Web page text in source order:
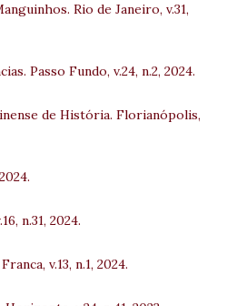
Rio de Janeiro, v.31,
Passo Fundo, v.24, n.2, 2024.
de História. Florianópolis,
n.31, 2024.
v.13, n.1, 2024.